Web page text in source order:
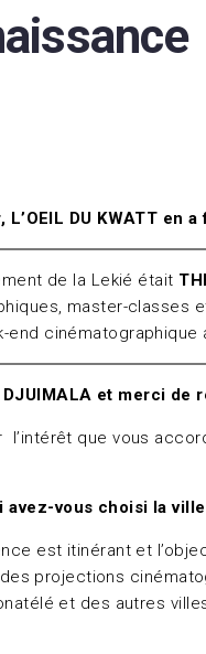
DU KWATT
de la Lekié était
master-classes
cinématographique
et merci de
l’intérêt que vous
avez-vous choisi la
est itinérant et
projections
et des autres